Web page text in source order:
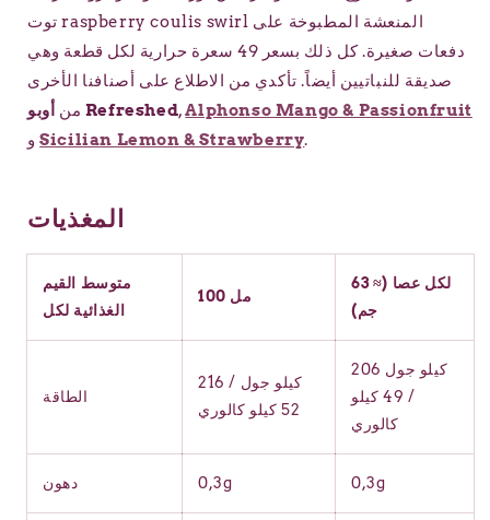
توت raspberry coulis swirl المنعشة المطبوخة على
دفعات صغيرة. كل ذلك بسعر 49 سعرة حرارية لكل قطعة وهي
صديقة للنباتيين أيضاً. تأكدي من الاطلاع على أصنافنا الأخرى
من أوبو Refreshed,Alphonso Mango & Passionfruit
وSicilian Lemon & Strawberry.
المغذيات
متوسط القيم
الغذائية لكل
100 مل
لكل عصا (≈ 63
جم)
الطاقة
216 كيلو جول /
52 كيلو كالوري
206 كيلو جول
/ 49 كيلو
كالوري
دهون 0,3g 0,3g